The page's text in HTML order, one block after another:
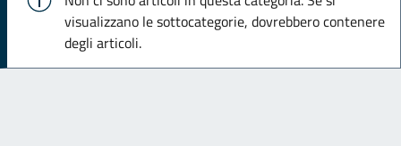
visualizzano le sottocategorie, dovrebbero contenere
degli articoli.